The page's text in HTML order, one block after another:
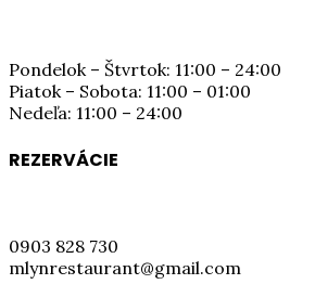
Pondelok – Štvrtok: 11:00 – 24:00
Piatok – Sobota: 11:00 – 01:00
Nedeľa: 11:00 – 24:00
REZERVÁCIE
0903 828 730
mlynrestaurant@gmail.com